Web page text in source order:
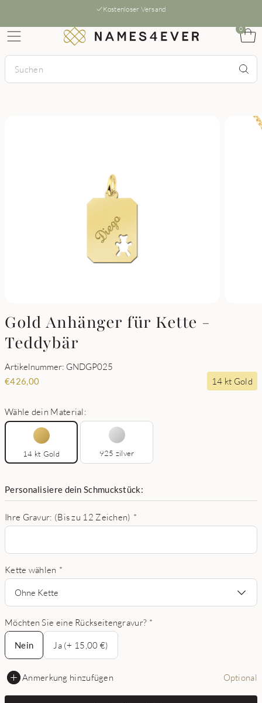
Kostenloser Versand
0
Gold Anhänger für Kette -
Teddybär
Artikelnummer: GNDGP025
€426,00 14 kt Gold
Wähle dein Material:
14 kt Gold 925 zilver
Personalisiere dein Schmuckstück:
Ihre Gravur: (Bis zu 12 Zeichen) *
Kette wählen *
Ohne Kette
Möchten Sie eine Rückseitengravur? *
Nein
Nein
Ja (+ 15,00 €)
Anmerkung hinzufügen Optional